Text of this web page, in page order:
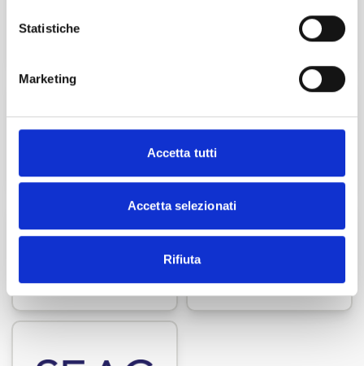
Statistiche
Marketing
Accetta tutti
Accetta selezionati
Rifiuta